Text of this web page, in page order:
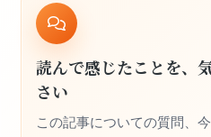
読んで感じたことを、
さい
この記事についての質問、